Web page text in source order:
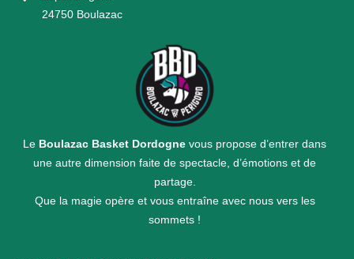
24750 Boulazac
Le Boulazac Basket Dordogne vous propose d’entrer dans
une autre dimension faite de spectacle, d’émotions et de
partage.
Que la magie opère et vous entraîne avec nous vers les
sommets !